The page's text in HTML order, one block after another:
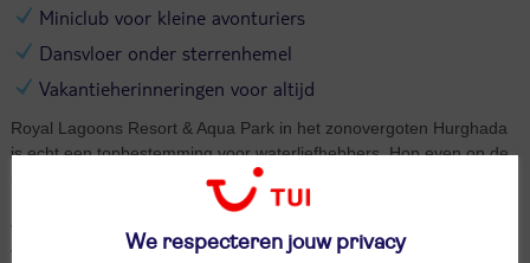
Miniclub voor kleine avonturiers
Dansvloer onder sterrenhemel
Vakantieherinneringen voor altijd
Royal Lagoons Resort & Aqua Park in het zonovergoten Hurghada
is echt een topbestemming voor waterliefhebbers. Hop even op de
shuttle en je bent zo bij het parelwitte strand van de Egyptische
Rode Zee. Wat een feest is dit resort zeg. Je plonst in meerdere
verfrissende zwembaden terwijl de kinderen zich op en top
vermaken op de vijf spectaculaire glijbanen in hun eigen kinderbad.
We respecteren jouw privacy